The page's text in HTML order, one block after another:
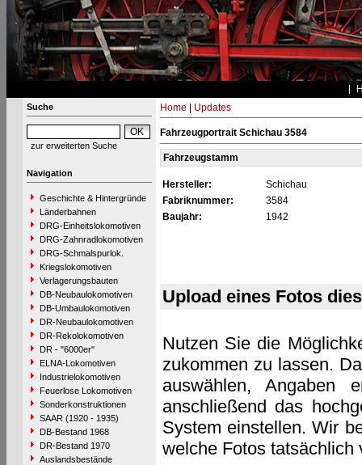
Suche
zur erweiterten Suche
Navigation
Geschichte & Hintergründe
Länderbahnen
DRG-Einheitslokomotiven
DRG-Zahnradlokomotiven
DRG-Schmalspurlok.
Kriegslokomotiven
Verlagerungsbauten
DB-Neubaulokomotiven
DB-Umbaulokomotiven
DR-Neubaulokomotiven
DR-Rekolokomotiven
DR - "6000er"
ELNA-Lokomotiven
Industrielokomotiven
Feuerlose Lokomotiven
Sonderkonstruktionen
SAAR (1920 - 1935)
DB-Bestand 1968
DR-Bestand 1970
Auslandsbestände
Home Updates
Fahrzeugportrait Schichau 3584
Fahrzeugstamm
Hersteller:
Schichau
Fabriknummer:
3584
Baujahr:
1942
Upload eines Fotos
Nutzen Sie die
zukommen zu lassen.
auswählen, Angaben
anschließend das
System einstellen. Wir
welche Fotos tatsächlich